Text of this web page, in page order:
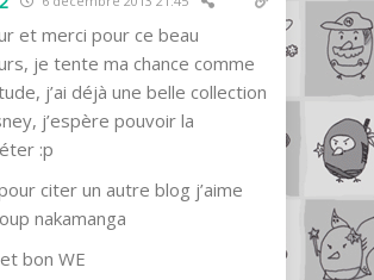
et merci pour ce beau
je tente ma chance comme
j’ai déjà une belle collection
j’espère pouvoir la
:p
citer un autre blog j’aime
nakamanga
bon WE